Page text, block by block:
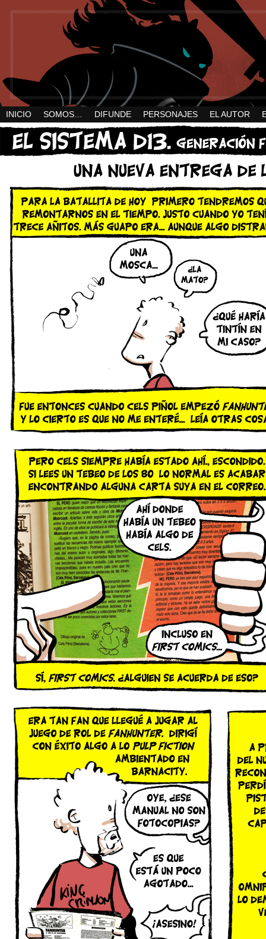
INICIO SOMOS… DIFUNDE PERSONAJES EL AUTOR